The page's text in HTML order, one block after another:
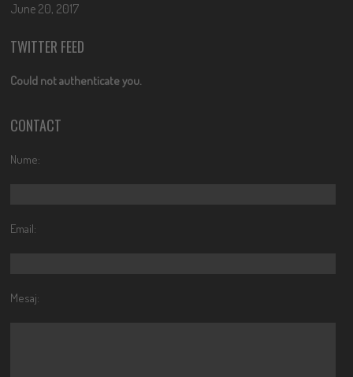
June 20, 2017
TWITTER FEED
Could not authenticate you.
CONTACT
Nume:
Email:
Mesaj: